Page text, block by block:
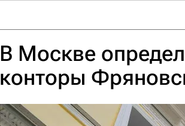
В Москве
конторы